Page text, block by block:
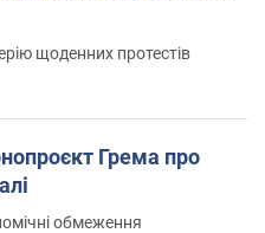
щоденних протестів
Грема про
обмеження